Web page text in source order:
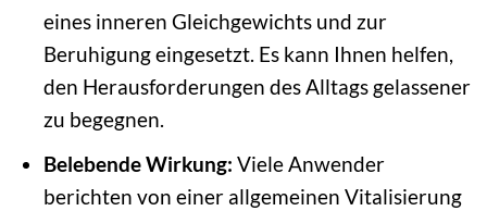
eines inneren Gleichgewichts und zur
Beruhigung eingesetzt. Es kann Ihnen helfen,
den Herausforderungen des Alltags gelassener
zu begegnen.
Belebende Wirkung: Viele Anwender
berichten von einer allgemeinen Vitalisierung